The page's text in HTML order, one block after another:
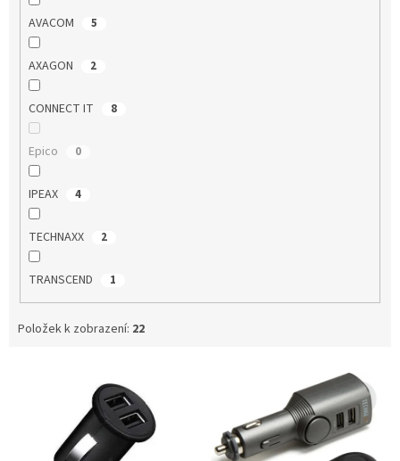
AVACOM 5
AXAGON 2
CONNECT IT 8
Epico 0
IPEAX 4
TECHNAXX 2
TRANSCEND 1
Položek k zobrazení: 22